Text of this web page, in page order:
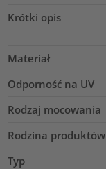
Krótki opis
Materiał
Odporność na UV
Rodzaj mocowania
Rodzina produktów
Typ